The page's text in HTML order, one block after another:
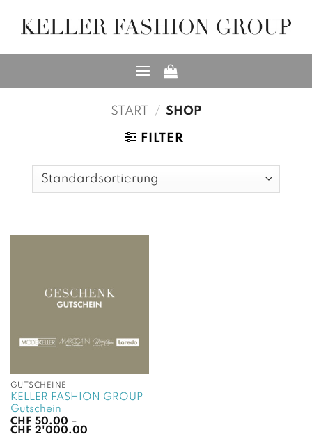
Inhalt
START / SHOP
FILTER
GUTSCHEINE
KELLER FASHION GROUP
Gutschein
CHF 50.00 –
CHF 2'000.00Preisspanne: